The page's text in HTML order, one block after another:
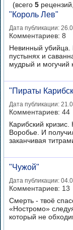
(всего 5
"Король Лев"
Дата публикации:
Комментариев: 8
Невинный убийца.
пустынях и
мудрый и могучий
"Пираты
Дата публикации:
Комментариев: 44
Карибский
Воробье. И
заканчивая
"Чужой"
Дата публикации:
Комментариев: 13
Смерть - твоё
«Ностромо»
который не